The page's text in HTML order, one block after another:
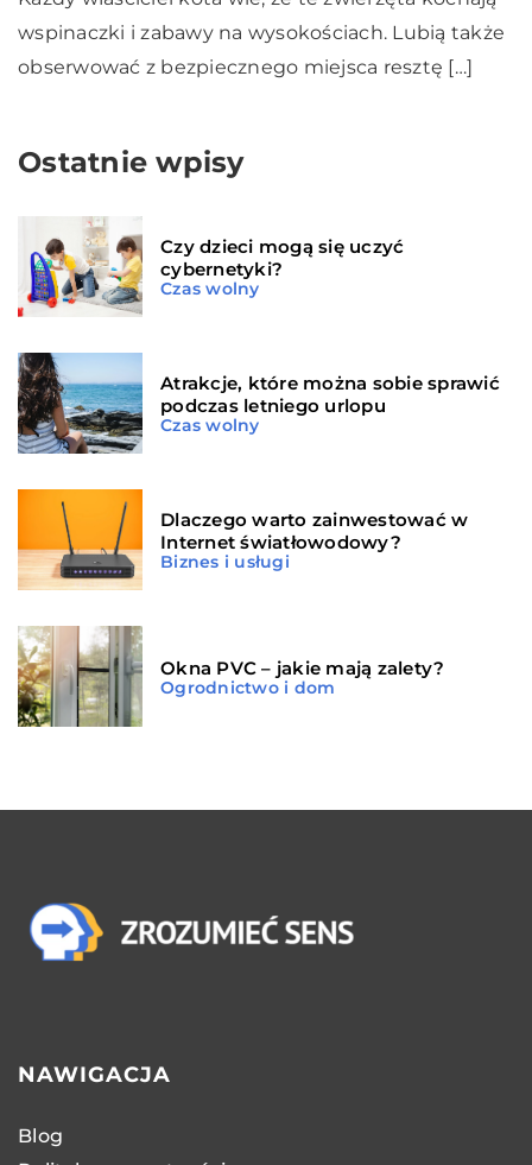
wspinaczki i zabawy na wysokościach. Lubią także
obserwować z bezpiecznego miejsca resztę […]
Ostatnie wpisy
Czy dzieci mogą się uczyć
cybernetyki?
Czas wolny
Atrakcje, które można sobie sprawić
podczas letniego urlopu
Czas wolny
Dlaczego warto zainwestować w
Internet światłowodowy?
Biznes i usługi
Okna PVC – jakie mają zalety?
Ogrodnictwo i dom
NAWIGACJA
Blog